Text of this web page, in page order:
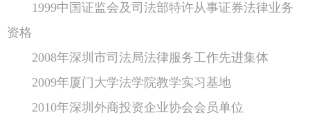
1999中国证监会及司法部特许从事证券法律业务
资格
2008年深圳市司法局法律服务工作先进集体
2009年厦门大学法学院教学实习基地
2010年深圳外商投资企业协会会员单位